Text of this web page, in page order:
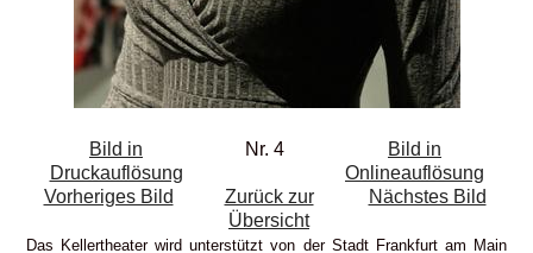
Bild in
Druckauflösung
Nr. 4
Bild in
Onlineauflösung
Vorheriges Bild
Zurück zur
Übersicht
Nächstes Bild
Das Kellertheater wird unterstützt von der Stadt Frankfurt am Main